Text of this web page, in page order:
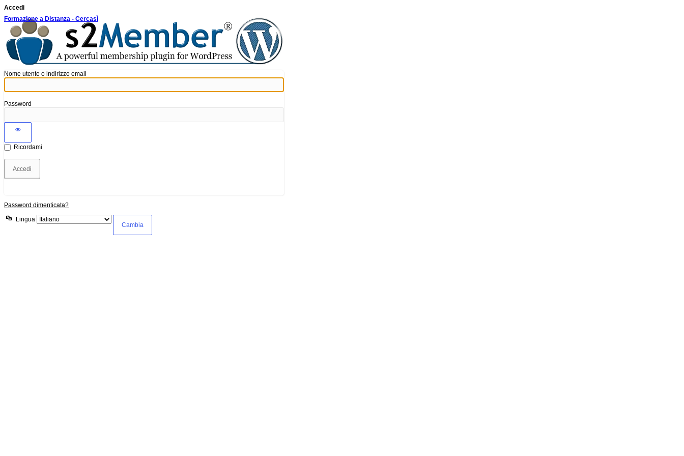
Accedi
Formazione a Distanza - Cercasì
Nome utente o indirizzo email
Password
Ricordami
Password dimenticata?
Lingua